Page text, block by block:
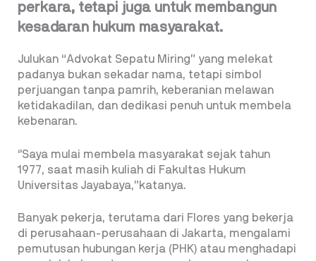
perkara, tetapi juga untuk membangun
kesadaran hukum masyarakat.
Julukan “Advokat Sepatu Miring” yang melekat
padanya bukan sekadar nama, tetapi simbol
perjuangan tanpa pamrih, keberanian melawan
ketidakadilan, dan dedikasi penuh untuk membela
kebenaran.
‘’Saya mulai membela masyarakat sejak tahun
1977, saat masih kuliah di Fakultas Hukum
Universitas Jayabaya,”katanya.
Banyak pekerja, terutama dari Flores yang bekerja
di perusahaan-perusahaan di Jakarta, mengalami
pemutusan hubungan kerja (PHK) atau menghadapi